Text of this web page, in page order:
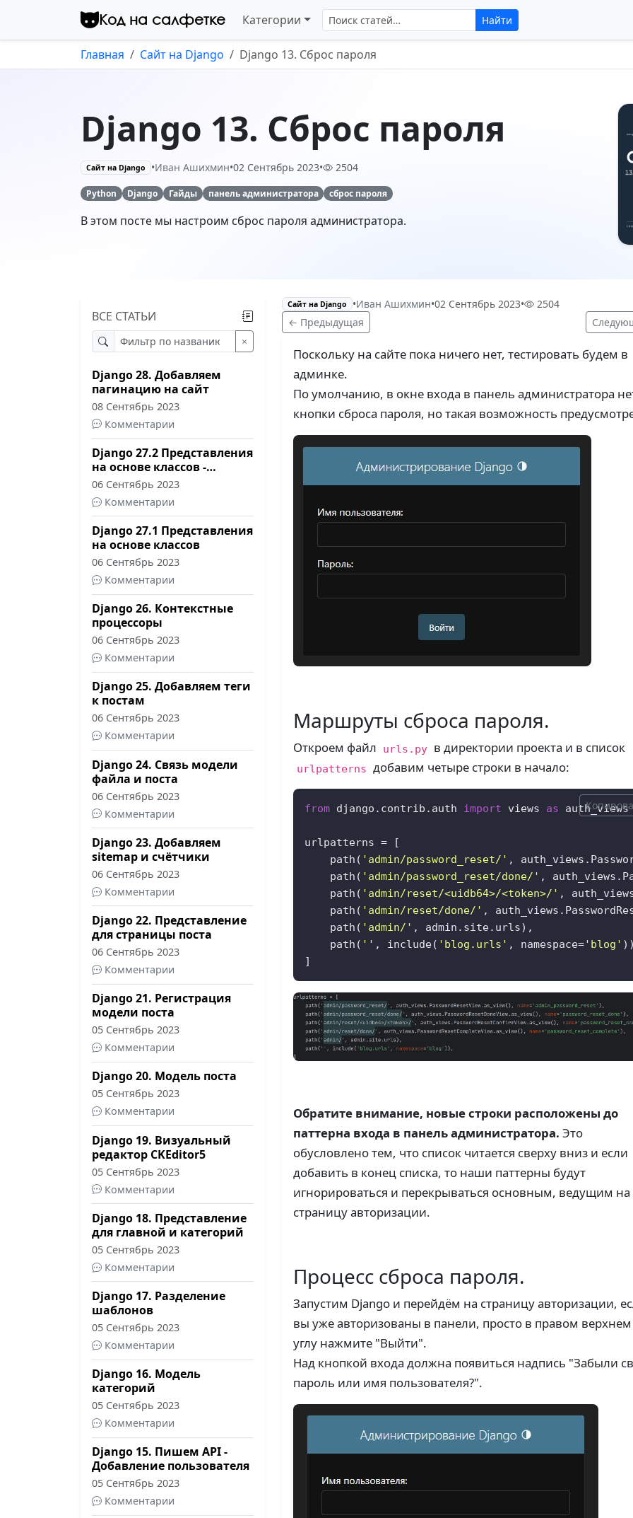
Перейти к контенту
Код на салфетке Категории Поиск по сайту Найти
Главная Сайт на Django Django 13. Сброс пароля
Django 13. Сброс пароля
Сайт на Django •Иван Ашихмин•02 Сентябрь 2023• 2504
Python Django Гайды панель администратора сброс пароля
В этом посте мы настроим сброс пароля администратора.
Сайт на Django •Иван Ашихмин•02 Сентябрь 2023•
2504
← Предыдущая
Поскольку на сайте пока ничего нет, тестировать будем в
админке.
По умолчанию, в окне входа в панель администратора
кнопки сброса пароля, но такая возможность
Маршруты сброса пароля.
Откроем файл urls.py в директории проекта и в список
urlpatterns добавим четыре строки в начало:
from django.contrib.auth import views as auth_views
urlpatterns = [
    path(
'admin/password_reset/' ,
    path(
'admin/password_reset/done/' ,
    path(
'admin/reset/<uidb64>/<token>/' ,
    path(
'admin/reset/done/' ,
    path(
'admin/' , admin.site.urls),
    path(
'' , include( 'blog.urls' , namespace='blog'
]
Обратите внимание, новые строки расположены до
паттерна входа в панель администратора. Это
обусловлено тем, что список читается сверху вниз и если
добавить в конец списка, то наши паттерны будут
игнорироваться и перекрываться основным, ведущим на
страницу авторизации.
Процесс сброса пароля.
Запустим Django и перейдём на страницу авторизации,
вы уже авторизованы в панели, просто в правом верхнем
углу нажмите "Выйти".
Над кнопкой входа должна появиться надпись "Забыли
пароль или имя пользователя?".
ВСЕ СТАТЬИ
×
12 Октябрь 2023
Django 31. Форма
Комментарии
Django 30. Рефакторинг и
допущенные ошибки
29 Сентябрь 2023
Комментарии
Django 29.2 Добавляем
поиск на сайт
14 Сентябрь 2023
Комментарии
Django 28. Добавляем
пагинацию на сайт
08 Сентябрь 2023
Комментарии
Django 27.2 Представления
на основе классов -
Практика
06 Сентябрь 2023
Комментарии
Django 27.1 Представления
на основе классов
06 Сентябрь 2023
Комментарии
Django 26. Контекстные
процессоры
06 Сентябрь 2023
Комментарии
Django 25. Добавляем теги
к постам
06 Сентябрь 2023
Комментарии
Django 24. Связь модели
файла и поста
06 Сентябрь 2023
Комментарии
Django 23. Добавляем
sitemap и счётчики
06 Сентябрь 2023
Комментарии
Django 22. Представление
для страницы поста
06 Сентябрь 2023
Комментарии
Django 21. Регистрация
модели поста
05 Сентябрь 2023
Комментарии
Django 20. Модель поста
05 Сентябрь 2023
Комментарии
Django 19. Визуальный
редактор CKEditor5
05 Сентябрь 2023
Комментарии
Django 18. Представление
для главной и категорий
05 Сентябрь 2023
Комментарии
Django 17. Разделение
шаблонов
05 Сентябрь 2023
Комментарии
Django 16. Модель
категорий
05 Сентябрь 2023
Комментарии
Django 15. Пишем API -
Добавление пользователя
05 Сентябрь 2023
Комментарии